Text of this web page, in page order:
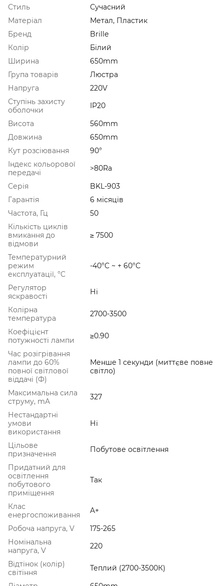
Стиль
Сучасний
Матеріал
Метал, Пластик
Бренд
Brille
Колір
Білий
Ширина
650mm
Група товарів
Люстра
Напруга
220V
Ступінь захисту
оболочки
IP20
Висота
560mm
Довжина
650mm
Кут розсіювання
90°
Індекс кольорової
передачі
>80Ra
Серія
BKL-903
Гарантія
6 місяців
Частота, Гц
50
Кількість циклів
вмикання до
відмови
≥ 7500
Температурний
режим
експлуатації, °C
-40°C ~ + 60°С
Регулятор
яскравості
Ні
Колірна
температура
2700-3500
Коефіцієнт
потужності лампи
≥0.90
Час розігрівання
лампи до 60%
повної світлової
віддачі (Ф)
Менше 1 секунди (миттєве повне
світло)
Максимальна сила
струму, mA
327
Нестандартні
умови
використання
Ні
Цільове
призначення
Побутове освітлення
Придатний для
освітлення
побутового
приміщення
Так
Клас
енергоспоживання
A+
Робоча напруга, V
175-265
Номінальна
напруга, V
220
Відтінок (колір)
світіння
Теплий (2700-3500К)